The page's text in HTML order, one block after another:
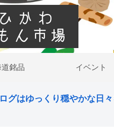
銘品 イベント
くり穏やかな日々を過ご